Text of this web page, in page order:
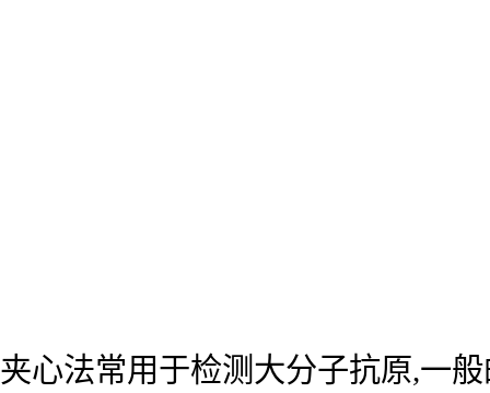
夹心法常用于检测大分子抗原,一